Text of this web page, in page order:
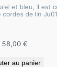
et bleu, il est
de lin
58,00 €
au panier